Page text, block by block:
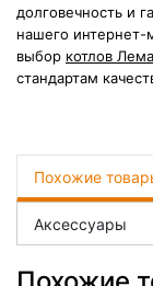
долговечность и
нашего интернет-
выбор котлов
стандартам
Похожие
Аксессуары